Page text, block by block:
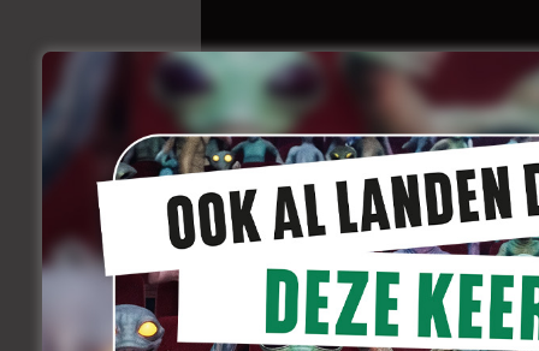
Eerst was ‘The
toneelstuk